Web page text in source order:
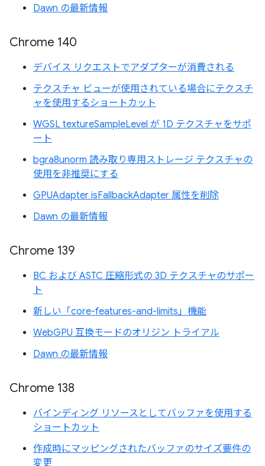
Dawn の最新情報
Chrome 140
デバイス リクエストでアダプターが消費される
テクスチャ ビューが使用されている場合にテクスチ
ャを使用するショートカット
WGSL textureSampleLevel が 1D テクスチャをサポ
ート
bgra8unorm 読み取り専用ストレージ テクスチャの
使用を非推奨にする
GPUAdapter isFallbackAdapter 属性を削除
Dawn の最新情報
Chrome 139
BC および ASTC 圧縮形式の 3D テクスチャのサポー
ト
新しい「core-features-and-limits」機能
WebGPU 互換モードのオリジン トライアル
Dawn の最新情報
Chrome 138
バインディング リソースとしてバッファを使用する
ショートカット
作成時にマッピングされたバッファのサイズ要件の
変更